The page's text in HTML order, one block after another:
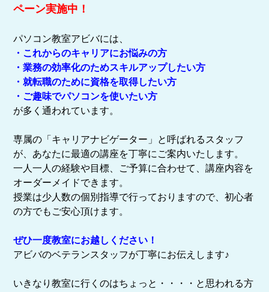
ペーン実施中！
パソコン教室アビバには、
・これからのキャリアにお悩みの方
・業務の効率化のためスキルアップしたい方
・就転職のために資格を取得したい方
・ご趣味でパソコンを使いたい方
が多く通われています。
専属の「キャリアナビゲーター」と呼ばれるスタッフ
が、あなたに最適の講座を丁寧にご案内いたします。
一人一人の経験や目標、ご予算に合わせて、講座内容を
オーダーメイドできます。
授業は少人数の個別指導で行っておりますので、初心者
の方でもご安心頂けます。
ぜひ一度教室にお越しください！
アビバのベテランスタッフが丁寧にお伝えします♪
いきなり教室に行くのはちょっと・・・・と思われる方